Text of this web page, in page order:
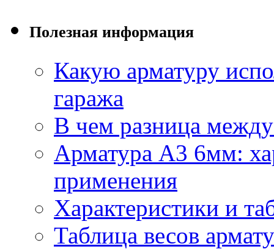
Полезная информация
Какую арматуру
гаража
В чем разница
Арматура А3 6мм:
применения
Характеристики и
Таблица весов